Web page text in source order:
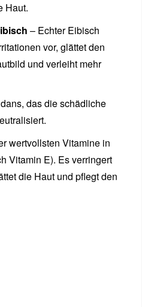
Haut.
– Echter Eibisch
vor, glättet den
und verleiht mehr
das die schädliche
wertvollsten Vitamine in
Vitamin E). Es verringert
die Haut und pflegt den